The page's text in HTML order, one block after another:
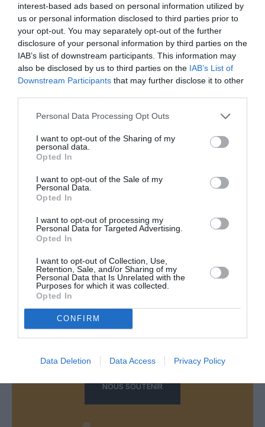
interest-based ads based on personal information utilized by
us or personal information disclosed to third parties prior to
your opt-out. You may separately opt-out of the further
disclosure of your personal information by third parties on the
IAB’s list of downstream participants. This information may
also be disclosed by us to third parties on the IAB’s List of
Downstream Participants that may further disclose it to other
Personal Data Processing Opt Outs
I want to opt-out of the Sharing of my
personal data.
Opted In
I want to opt-out of the Sale of my
Personal Data.
Opted In
I want to opt-out of processing my
Personal Data for Targeted Advertising.
Opted In
I want to opt-out of Collection, Use,
Retention, Sale, and/or Sharing of my
Personal Data that Is Unrelated with the
Purposes for which it was collected.
Opted In
CONFIRM
Data Deletion Data Access Privacy Policy
FacebookTwitterPinterestLinkedInEmail Print
COMMENTAIRE(S)
Saint Pierrea commenté :
20 juin 2022 - 12 h 33 min
Reunion-Bangkok & Chennai considérés comme vols
Cela dit lorsqu’on parle de Réunion dans ce cas on parle de
l’aéroport Rolland Garros mais y a-t-il toujours des vols à
Pierrefonds notamment vers Maurice ?
RÉPONDRE
LAISSER UN COMMENTAIRE
FAIRE UN DON
Appel aux lecteurs !
Soutenez Air Journal participez
NOUS SOUTENIR